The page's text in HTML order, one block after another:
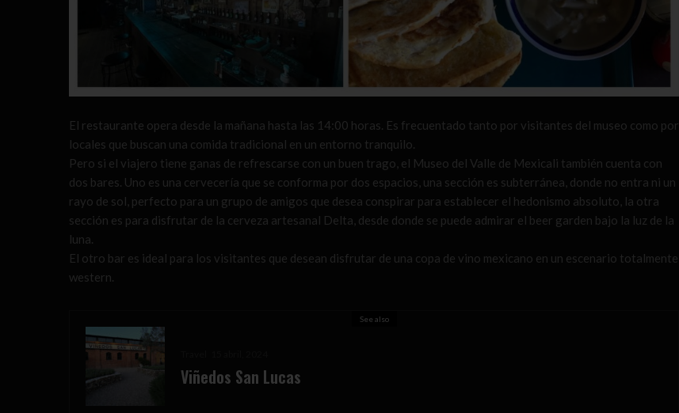
El restaurante opera desde la mañana hasta las 14:00 horas. Es frecuentado tanto por visitantes del museo como por
locales que buscan una comida tradicional en un entorno tranquilo.
Pero si el viajero tiene ganas de refrescarse con un buen trago, el Museo del Valle de Mexicali también cuenta con
dos bares. Uno es una cervecería que se conforma por dos espacios, una sección es subterránea, donde no entra ni un
rayo de sol, perfecto para un grupo de amigos que desea conspirar para establecer el hedonismo absoluto, la otra
sección es para disfrutar de la cerveza artesanal Delta, desde donde se puede admirar el beer garden bajo la luz de la
luna.
El otro bar es ideal para los visitantes que desean disfrutar de una copa de vino mexicano en un escenario totalmente
western.
See also
Viñedos San Lucas